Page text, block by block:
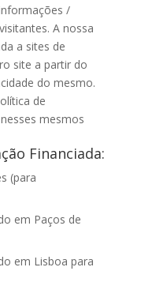
/
A nossa
a sites de
site a partir do
do mesmo.
de
mesmos
Financiada:
(para
em Paços de
em Lisboa para